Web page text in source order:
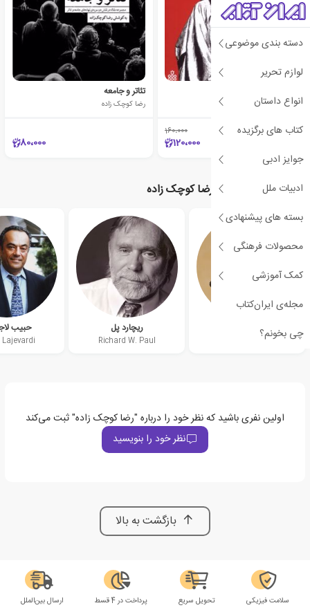
دسته بندی موضوعی
لوازم تحریر
انواع داستان
کتاب های برگزیده
جوایز ادبی
ادبیات ملل
بسته های پیشنهادی
محصولات فرهنگی
کمک آموزشی
مجله‌ی ایران‌کتاب
چی بخونم؟
رضا کوچک زاده
٪25 160،000
120،000
تئاتر و جامعه
رضا کوچک زاده
80،000
نویسندگان مرتبط با رضا کوچک زاده
لیندا الدر
Linda Elder
ریچارد پل
Richard W. Paul
حبیب
اولین نفری باشید که نظر خود را درباره "رضا کوچک زاده" ثبت می‌کند
نظر خود را بنویسید
بازگشت به بالا
سلامت فیزیکی تحویل سریع پرداخت در 4 قسط ارسال بین‌الملل